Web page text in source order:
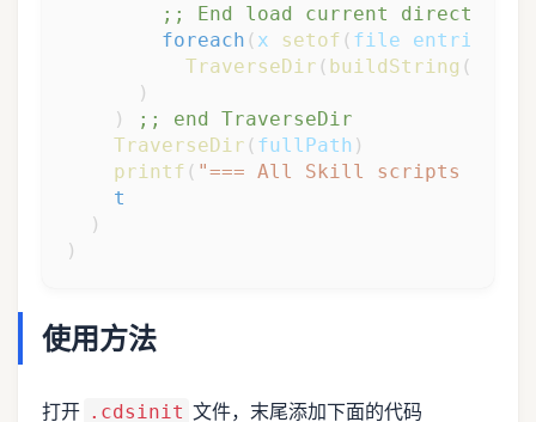
;; End load current directory
foreach ( x setof ( file entries
TraverseDir ( buildString (
)
)
;; end TraverseDir
TraverseDir ( fullPath )
printf ( "=== All Skill scripts under
t
)
)
使用方法
打开 .cdsinit 文件，末尾添加下面的代码